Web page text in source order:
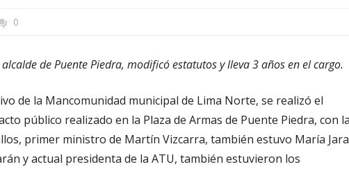
0
de Puente Piedra, modificó estatutos y lleva 3 años en el cargo.
de la Mancomunidad municipal de Lima Norte, se realizó el
público realizado en la Plaza de Armas de Puente Piedra, con
primer ministro de Martín Vizcarra, también estuvo María
y actual presidenta de la ATU, también estuvieron los